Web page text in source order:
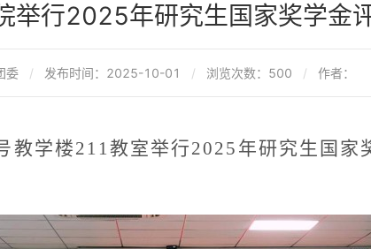
举行2025年研究生国家奖学金
委 发布时间：2025-10-01 浏览次数： 500 作者：
教学楼211教室举行2025 年研究生国家